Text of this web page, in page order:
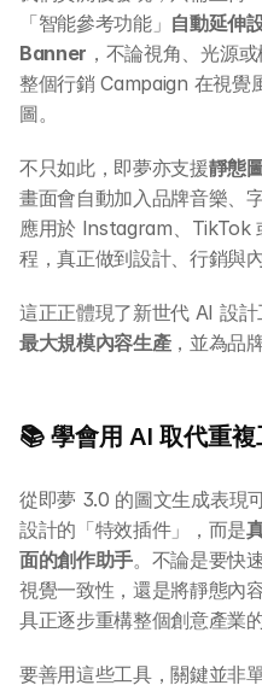
「智能參考功能」 自動延伸
Banner ，不論視角、光源
整個行銷 Campaign 在視覺
圖。
不只如此，即夢亦支援靜態
畫面會自動加入品牌音樂、
應用於 Instagram、TikTok
程，真正做到設計、行銷與
這正正體現了新世代 AI 設計
最大規模內容生產，並為品
📚 學會用 AI 取代重
從即夢 3.0 的圖文生成表現
設計的「特效插件」，而是
面的創作助手。不論是要快
視覺一致性，還是將靜態內
具正逐步重構整個創意產業
要善用這些工具，關鍵並非